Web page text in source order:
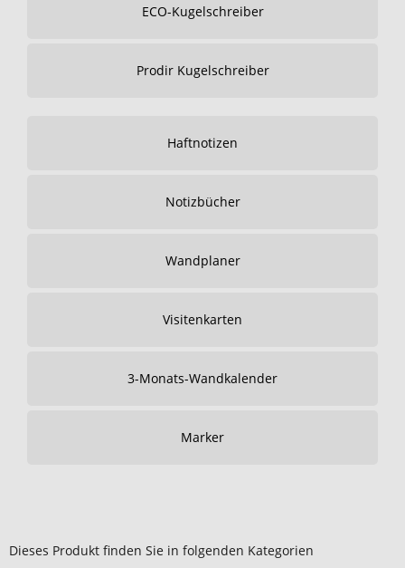
ECO-Kugelschreiber
Prodir Kugelschreiber
Haftnotizen
Notizbücher
Wandplaner
Visitenkarten
3-Monats-Wandkalender
Marker
Dieses Produkt finden Sie in folgenden Kategorien